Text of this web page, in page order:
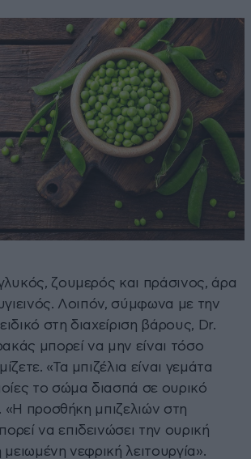
γλυκός, ζουμερός και πράσινος, άρα
Λοιπόν, σύμφωνα με την
στη διαχείριση βάρους, Dr.
μπορεί να μην είναι τόσο
«Τα μπιζέλια είναι γεμάτα
το σώμα διασπά σε ουρικό
«Η προσθήκη μπιζελιών στη
να επιδεινώσει την ουρική
μειωμένη νεφρική λειτουργία».